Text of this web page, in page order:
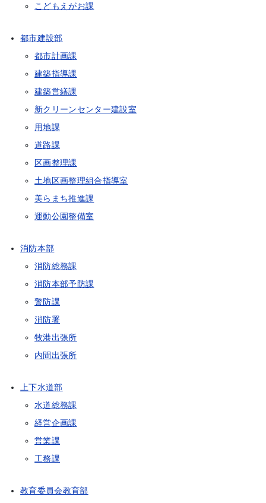
こどもえがお課
都市建設部
都市計画課
建築指導課
建築営繕課
新クリーンセンター建設室
用地課
道路課
区画整理課
土地区画整理組合指導室
美らまち推進課
運動公園整備室
消防本部
消防総務課
消防本部予防課
警防課
消防署
牧港出張所
内間出張所
上下水道部
水道総務課
経営企画課
営業課
工務課
教育委員会教育部